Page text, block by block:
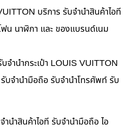
บริการ รับจำนำสินค้าไอที
น นาฬิกา และ ของแบรนด์เนม
จำนำกระเป๋า LOUIS VUITTON
บจำนำมือถือ รับจำนำโทรศัพท์ รับ
ำนำสินค้าไอที รับจำนำมือถือ ไอ